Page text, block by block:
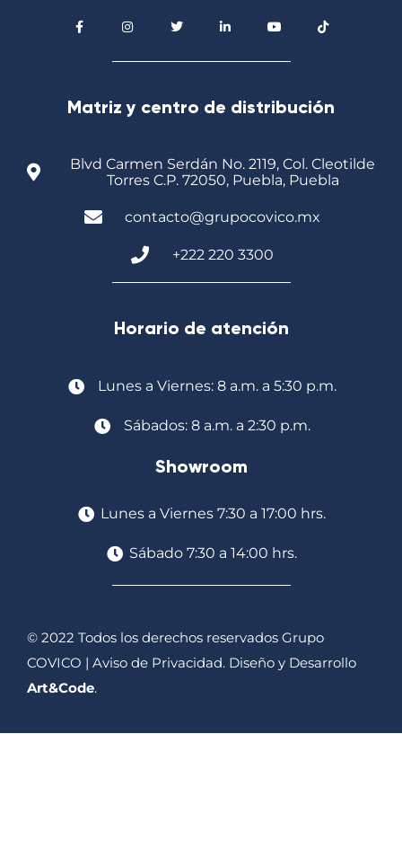
Matriz y centro de distribución
Blvd Carmen Serdán No. 2119, Col. Cleotilde
Torres C.P. 72050, Puebla, Puebla
contacto@grupocovico.mx
+222 220 3300
Horario de atención
Lunes a Viernes: 8 a.m. a 5:30 p.m.
Sábados: 8 a.m. a 2:30 p.m.
Showroom
Lunes a Viernes 7:30 a 17:00 hrs.
Sábado 7:30 a 14:00 hrs.
© 2022 Todos los derechos reservados Grupo
COVICO | Aviso de Privacidad. Diseño y Desarrollo
Art&Code.